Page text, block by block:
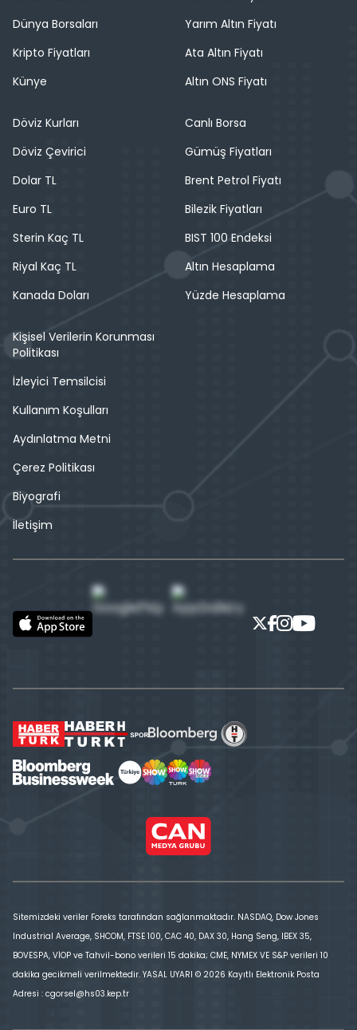
Dünya Borsaları
Kripto Fiyatları
Künye
Yarım Altın Fiyatı
Ata Altın Fiyatı
Altın ONS Fiyatı
Döviz Kurları
Döviz Çevirici
Dolar TL
Euro TL
Sterin Kaç TL
Riyal Kaç TL
Kanada Doları
Canlı Borsa
Gümüş Fiyatları
Brent Petrol Fiyatı
Bilezik Fiyatları
BIST 100 Endeksi
Altın Hesaplama
Yüzde Hesaplama
Kişisel Verilerin Korunması
Politikası
İzleyici Temsilcisi
Kullanım Koşulları
Aydınlatma Metni
Çerez Politikası
Biyografi
İletişim
Sitemizdeki veriler Foreks tarafından sağlanmaktadır. NASDAQ, Dow Jones
Industrial Average, SHCOM, FTSE 100, CAC 40, DAX 30, Hang Seng, IBEX 35,
BOVESPA, VİOP ve Tahvil-bono verileri 15 dakika; CME, NYMEX VE S&P verileri 10
dakika gecikmeli verilmektedir. YASAL UYARI © 2026 Kayıtlı Elektronik Posta
Adresi : cgorsel@hs03.kep.tr